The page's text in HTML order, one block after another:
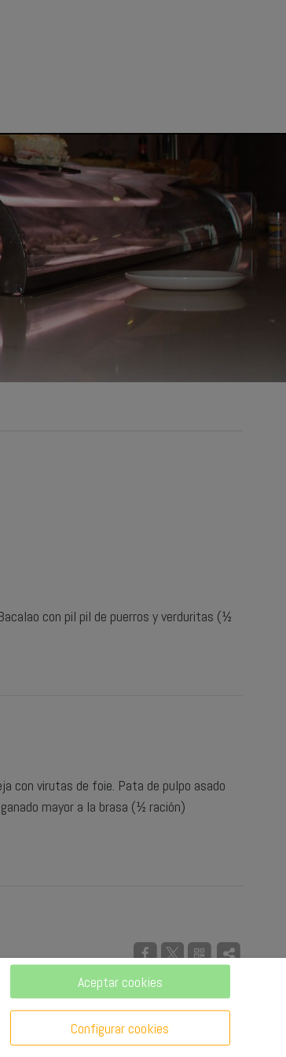
con pil pil de puerros y verduritas (½
con virutas de foie. Pata de pulpo asado
mayor a la brasa (½ ración)
Aceptar cookies
Configurar cookies